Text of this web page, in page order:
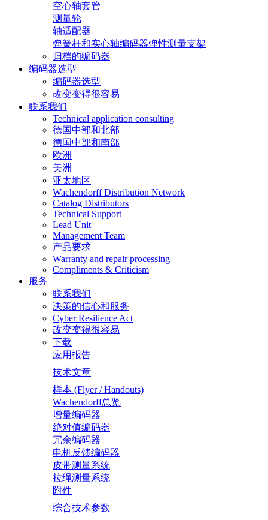
空心轴套管
测量轮
轴适配器
弹簧杆和实心轴编码器弹性测量支架
归档的编码器
编码器选型
编码器选型
改变变得很容易
联系我们
Technical application consulting
德国中部和北部
德国中部和南部
欧洲
美洲
亚太地区
Wachendorff Distribution Network
Catalog Distributors
Technical Support
Lead Unit
Management Team
产品要求
Warranty and repair processing
Compliments & Criticism
服务
联系我们
决策的信心和服务
Cyber Resilience Act
改变变得很容易
下载
应用报告
技术文章
样本 (Flyer / Handouts)
Wachendorff总览
增量编码器
绝对值编码器
冗余编码器
电机反馈编码器
皮带测量系统
拉绳测量系统
附件
综合技术参数